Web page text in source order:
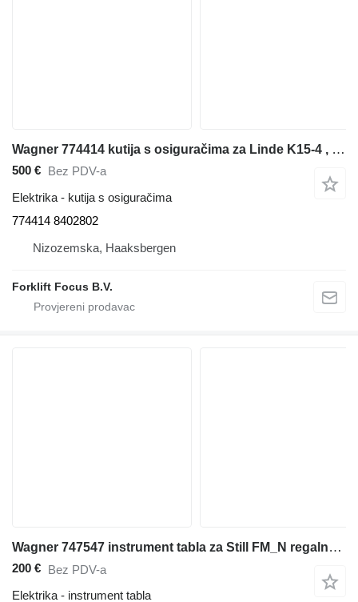
Wagner 774414 kutija s osiguračima za Linde K15-4 , Still MX15-4 mašina za komisioniranje
500 €
Bez PDV-a
Elektrika - kutija s osiguračima
774414 8402802
Nizozemska, Haaksbergen
Forklift Focus B.V.
Wagner 747547 instrument tabla za Still FM_N regalnog viljuškara
200 € Bez PDV-a
Elektrika - instrument tabla